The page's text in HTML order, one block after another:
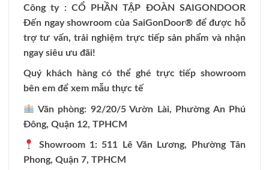
Công ty : CỔ PHẦN TẬP ĐOÀN SAIGONDOOR
Đến ngay showroom của SaiGonDoor® để được hỗ
trợ tư vấn, trải nghiệm trực tiếp sản phẩm và nhận
ngay siêu ưu đãi!
Quý khách hàng có thể ghé trực tiếp showroom
bên em để xem mẫu thực tế
Văn phòng: 92/20/5 Vườn Lài, Phường An Phú
Đông, Quận 12, TPHCM
Showroom 1: 511 Lê Văn Lương, Phường Tân
Phong, Quận 7, TPHCM